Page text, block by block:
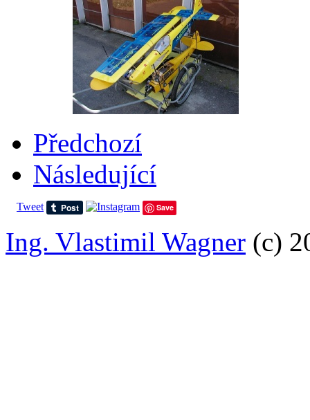
Předchozí
Následující
Tweet Save
Ing. Vlastimil Wagner (c)